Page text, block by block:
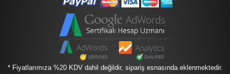
* Fiyatlarımıza %20 KDV dahil değildir, sipariş esnasında eklenmektedir.